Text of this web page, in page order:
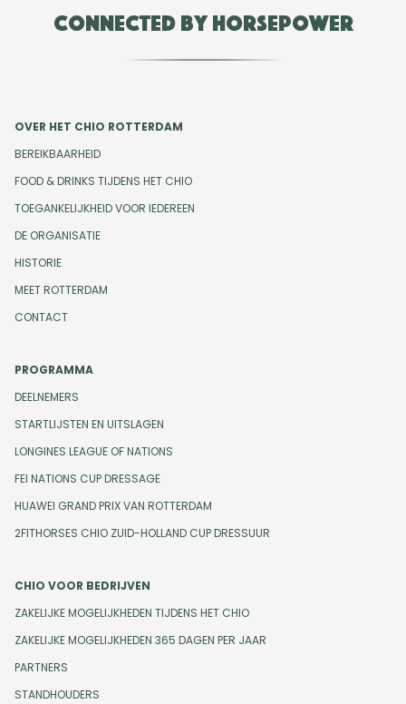
Connected by Horsepower
OVER HET CHIO ROTTERDAM
BEREIKBAARHEID
FOOD & DRINKS TIJDENS HET CHIO
TOEGANKELIJKHEID VOOR IEDEREEN
DE ORGANISATIE
HISTORIE
MEET ROTTERDAM
CONTACT
PROGRAMMA
DEELNEMERS
STARTLIJSTEN EN UITSLAGEN
LONGINES LEAGUE OF NATIONS
FEI NATIONS CUP DRESSAGE
HUAWEI GRAND PRIX VAN ROTTERDAM
2FITHORSES CHIO ZUID-HOLLAND CUP DRESSUUR
CHIO VOOR BEDRIJVEN
ZAKELIJKE MOGELIJKHEDEN TIJDENS HET CHIO
ZAKELIJKE MOGELIJKHEDEN 365 DAGEN PER JAAR
PARTNERS
STANDHOUDERS